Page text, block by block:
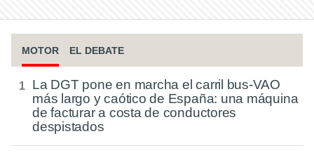
MOTOR EL DEBATE
La DGT pone en marcha el carril bus-VAO
más largo y caótico de España: una máquina
de facturar a costa de conductores
despistados